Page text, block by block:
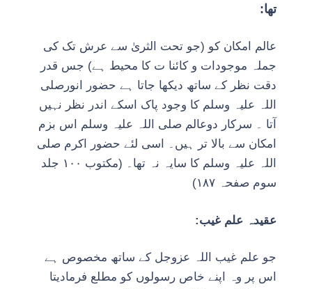
تھا:
عالم امکان کو (جو تحت الثریٰ سے عرش تک کی
جملہ موجودات و کائنا ت کا محیط ہے) جس قدر
دقت نظر کے ساتھ دیکھا جاتا ہے حضور انورصلی
اللہ علیہ وسلم کا وجود پاک اسکے اندر نظر نہیں
آتا ۔ سرکار دوعالم صلی اللہ علیہ وسلم اس بزم
امکان سے بالا تر ہیں۔ اسی لئے حضور اکرم صلی
اللہ علیہ وسلم کا سایہ نہ تھا۔ (مکتوب ١٠٠ جلد
سوم صفحہ ١٨٧)
عقیدہ علم غیب:
جو علم غیب اللہ عزوجل کے ساتھ مخصوص ہے
اس پر وہ اپنے خاص رسولوں کو مطلع فرمادیتا